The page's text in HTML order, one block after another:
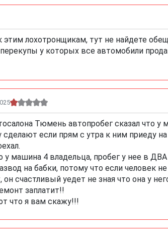
этим лохотронщикам, тут не найдете
у которых все автомобили
Тюмень автопробег сказал что
если прям с утра к ним приеду
у машина 4 владельца, пробег у нее в
на бабки, потому что если человек
счастливый уедет не зная что она у
заплатит!!
что я вам скажу!!!